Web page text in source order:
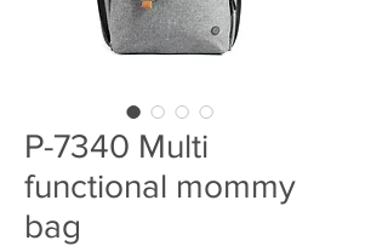
P-7340 Multi
functional mommy
bag